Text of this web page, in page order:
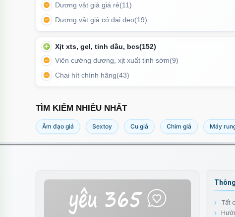
The Penis là lựa chọn lý tưởng cho những ai yêu
Đế hút chân không chắc chắn🧲
Sản phẩm được trang bị đế hút lớn, bám dính tốt trên
tường phòng tắm. Nhờ đó, bạn có thể sử dụng rảnh tay
động.
Dương vật giả giá rẻ(11)
Dương vật giả có đai đeo(19)
Xịt xts, gel, tinh dầu, bcs(152)
Viên cường dương, xịt xuất tinh sớm(9)
Chai hít chính hãng(43)
TÌM KIẾM NHIỀU NHẤT
Âm đạo giả Sextoy Cu giả Chim giả Máy
Tất